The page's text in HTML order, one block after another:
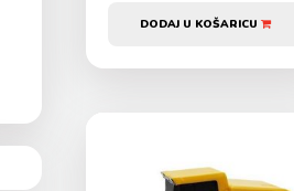
DODAJ U KOŠARICU